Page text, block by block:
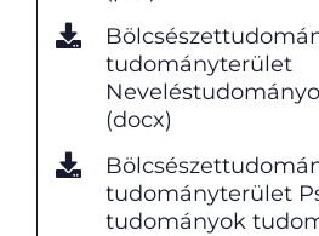
tudományterület
(docx)
tudományterület
tudományok